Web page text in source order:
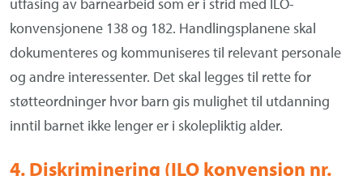
utfasing av barnearbeid som er i strid med ILO-
konvensjonene 138 og 182. Handlingsplanene skal
dokumenteres og kommuniseres til relevant personale
og andre interessenter. Det skal legges til rette for
støtteordninger hvor barn gis mulighet til utdanning
inntil barnet ikke lenger er i skolepliktig alder.
4. Diskriminering (ILO konvensjon nr.